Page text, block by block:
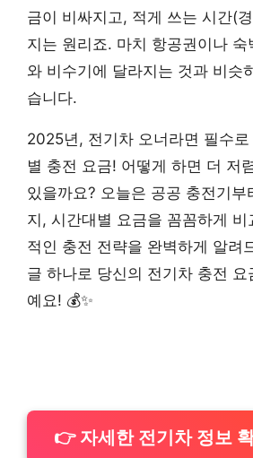
금이 비싸지고, 적게 쓰는 시간(
지는 원리죠. 마치 항공권이나 숙
와 비수기에 달라지는 것과 비슷
습니다.
2025년, 전기차 오너라면 필수
별 충전 요금! 어떻게 하면 더 저
있을까요? 오늘은 공공 충전기부
지, 시간대별 요금을 꼼꼼하게 비
적인 충전 전략을 완벽하게 알려
글 하나로 당신의 전기차 충전 요
예요! 💰✨
👉 자세한 전기차 정보